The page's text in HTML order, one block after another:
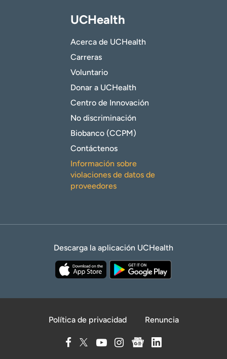
UCHealth
Acerca de UCHealth
Carreras
Voluntario
Donar a UCHealth
Centro de Innovación
No discriminación
Biobanco (CCPM)
Contáctenos
Información sobre
violaciones de datos de
proveedores
Descarga la aplicación UCHealth
Política de privacidad Renuncia